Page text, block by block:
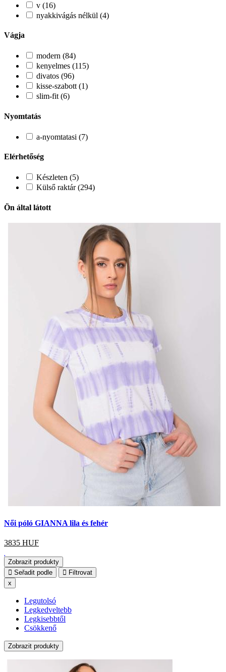
v (16)
nyakkivágás nélkül (4)
Vágja
modern (84)
kenyelmes (115)
divatos (96)
kisse-szabott (1)
slim-fit (6)
Nyomtatás
a-nyomtatasi (7)
Elérhetőség
Készleten (5)
Külső raktár (294)
Ön által látott
Női póló GIANNA lila és fehér
3835 HUF
Zobrazit produkty
Seřadit podle
Filtrovat
x
Legutolsó
Legkedveltebb
Legkisebbtől
Csökkenő
Zobrazit produkty